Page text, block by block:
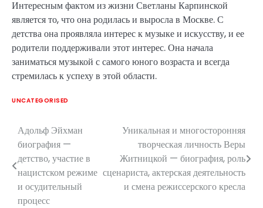
Интересным фактом из жизни Светланы Карпинской
является то, что она родилась и выросла в Москве. С
детства она проявляла интерес к музыке и искусству, и ее
родители поддерживали этот интерес. Она начала
заниматься музыкой с самого юного возраста и всегда
стремилась к успеху в этой области.
UNCATEGORISED
Навигация
по
записям
Адольф Эйхман
биография —
детство, участие в
нацистском режиме
и осудительный
процесс
Уникальная и многосторонняя
творческая личность Веры
Житницкой — биография, роль
сценариста, актерская деятельность
и смена режиссерского кресла